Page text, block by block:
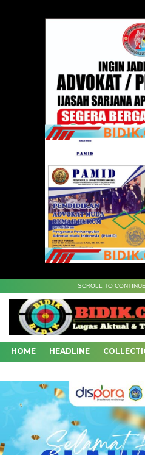
SCROLL TO
HOME HEADLINE